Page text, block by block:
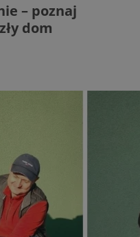
– poznaj
dom